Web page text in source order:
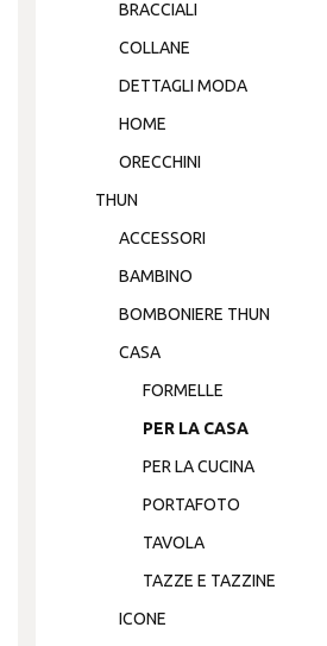
BRACCIALI
COLLANE
DETTAGLI MODA
HOME
ORECCHINI
THUN
ACCESSORI
BAMBINO
BOMBONIERE THUN
CASA
FORMELLE
PER LA CASA
PER LA CUCINA
PORTAFOTO
TAVOLA
TAZZE E TAZZINE
ICONE